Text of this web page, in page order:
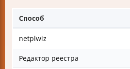
Способ
netplwiz
Редактор реестра